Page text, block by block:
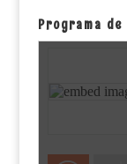
Programa